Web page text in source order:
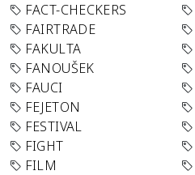
FACT-CHECKERS
FAIRTRADE
FAKULTA
FANOUŠEK
FAUCI
FEJETON
FESTIVAL
FIGHT
FILM